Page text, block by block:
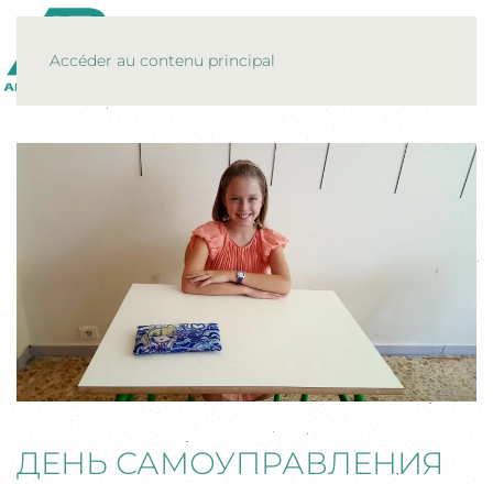
Accéder au contenu principal
ДЕНЬ САМОУПРАВЛЕНИЯ